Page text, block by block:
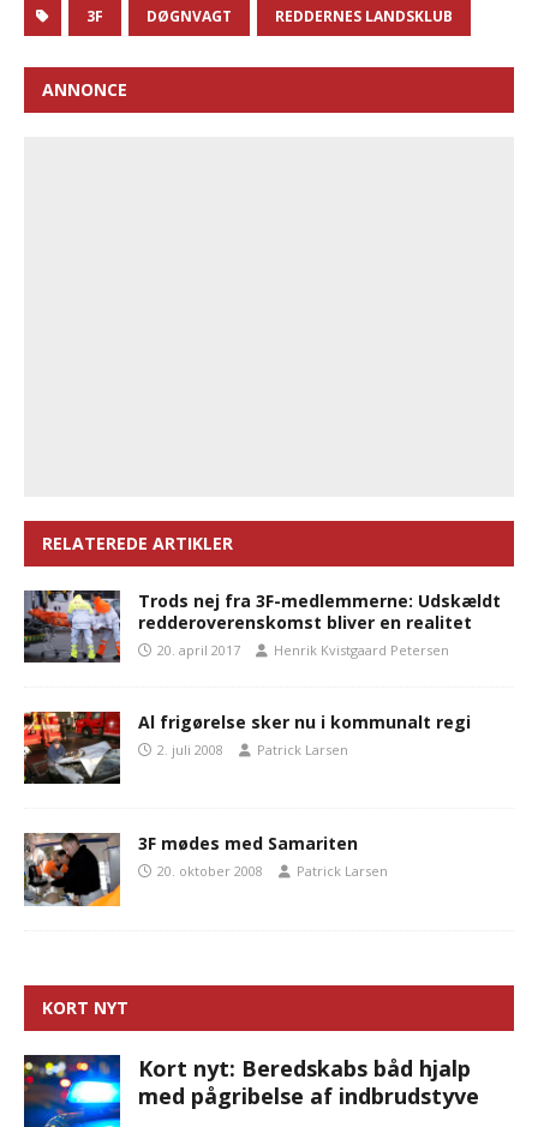
3F DØGNVAGT REDDERNES LANDSKLUB
ANNONCE
RELATEREDE ARTIKLER
Trods nej fra 3F-medlemmerne: Udskældt
redderoverenskomst bliver en realitet
20. april 2017 Henrik Kvistgaard Petersen
Al frigørelse sker nu i kommunalt regi
2. juli 2008 Patrick Larsen
3F mødes med Samariten
20. oktober 2008 Patrick Larsen
KORT NYT
Kort nyt: Beredskabs båd hjalp
med pågribelse af indbrudstyve